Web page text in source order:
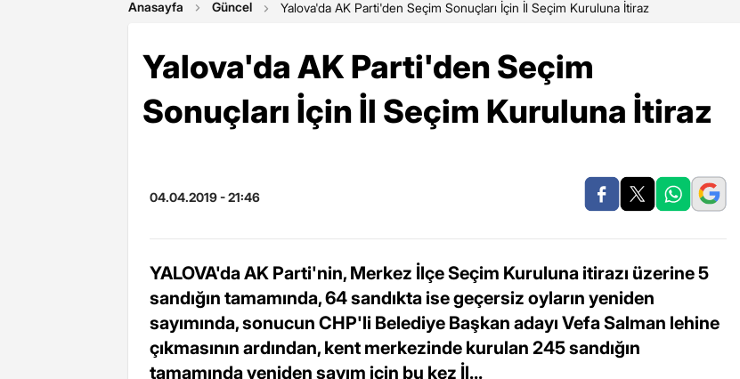
Anasayfa Güncel Yalova'da AK Parti'den Seçim Sonuçları İçin İl Seçim Kuruluna İtiraz
Yalova'da AK Parti'den Seçim
Sonuçları İçin İl Seçim Kuruluna İtiraz
04.04.2019 - 21:46
YALOVA'da AK Parti'nin, Merkez İlçe Seçim Kuruluna itirazı üzerine 5
sandığın tamamında, 64 sandıkta ise geçersiz oyların yeniden
sayımında, sonucun CHP'li Belediye Başkan adayı Vefa Salman lehine
çıkmasının ardından, kent merkezinde kurulan 245 sandığın
tamamında yeniden sayım için bu kez İl...